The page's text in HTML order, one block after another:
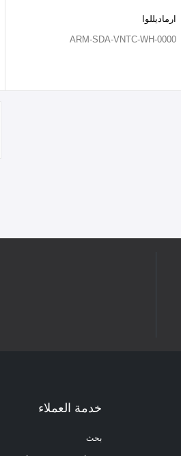
ارماديللوا
ARM-SDA-VNTC-WH-0000
خدمة العملاء
بحث